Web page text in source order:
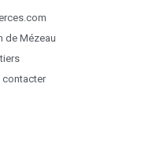
de Mézeau
contacter